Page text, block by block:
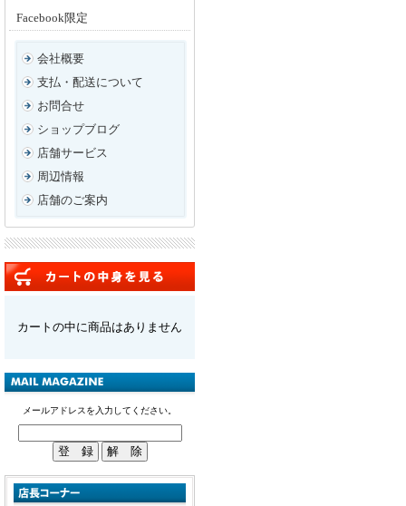
Facebook限定
会社概要
支払・配送について
お問合せ
ショップブログ
店舗サービス
周辺情報
店舗のご案内
カートの中に商品はありません
メールアドレスを入力してください。